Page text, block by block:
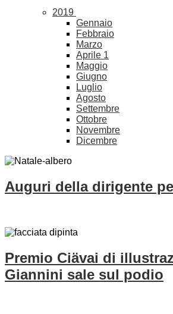
2019
Gennaio
Febbraio
Marzo
Aprile 1
Maggio
Giugno
Luglio
Agosto
Settembre
Ottobre
Novembre
Dicembre
Auguri della dirigente
Premio Ciävai di
Giannini sale sul podio